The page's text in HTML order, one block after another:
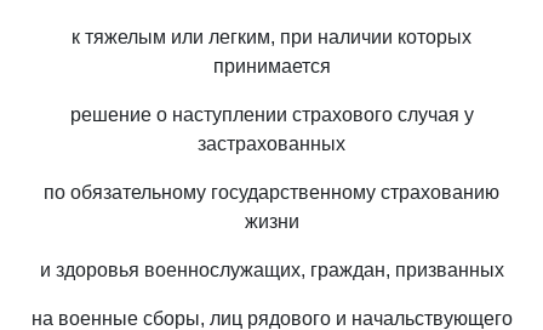
к тяжелым или легким, при наличии которых
принимается
решение о наступлении страхового случая у
застрахованных
по обязательному государственному страхованию
жизни
и здоровья военнослужащих, граждан, призванных
на военные сборы, лиц рядового и начальствующего